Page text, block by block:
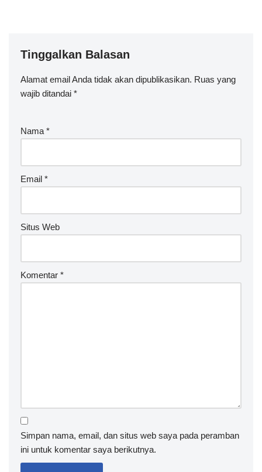
Tinggalkan Balasan
Alamat email Anda tidak akan dipublikasikan. Ruas yang
wajib ditandai *
Nama *
Email *
Situs Web
Komentar *
Simpan nama, email, dan situs web saya pada peramban
ini untuk komentar saya berikutnya.